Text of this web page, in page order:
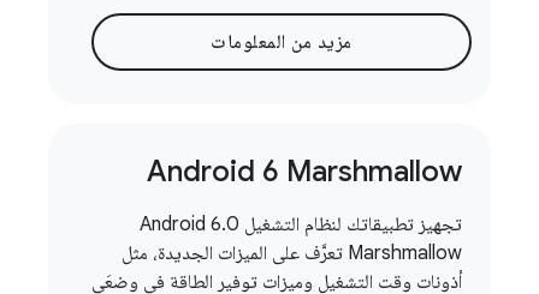
مزيد من المعلومات
Android 6 Marshmallow
تجهيز تطبيقاتك لنظام التشغيل Android 6.0
Marshmallow تعرَّف على الميزات الجديدة، مثل
أذونات وقت التشغيل وميزات توفير الطاقة في وضعَي